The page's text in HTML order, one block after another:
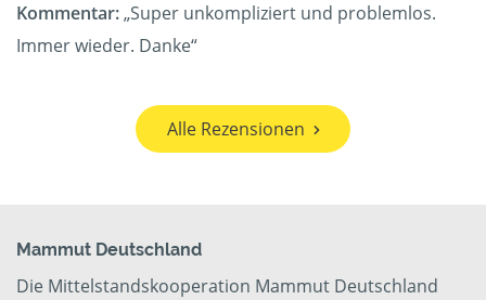
Kommentar:„Super unkompliziert und problemlos.
Immer wieder. Danke“
Alle Rezensionen
Mammut Deutschland
Die Mittelstandskooperation Mammut Deutschland